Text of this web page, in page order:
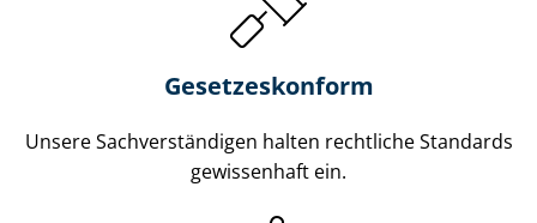
Gesetzes­konform
Unsere Sach­ver­stän­di­gen halten rechtliche Standards
gewissenhaft ein.